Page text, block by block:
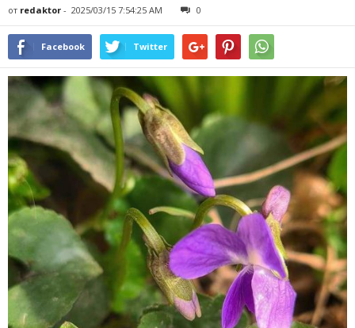
от redaktor - 2025/03/15 7:54:25 AM 0
Facebook Twitter